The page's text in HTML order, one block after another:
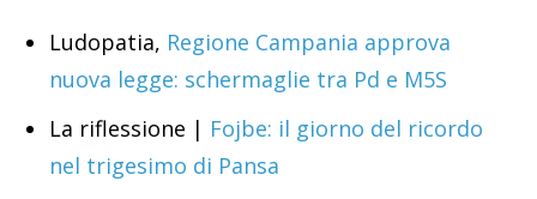
Ludopatia, Regione Campania approva
nuova legge: schermaglie tra Pd e M5S
La riflessione | Fojbe: il giorno del ricordo
nel trigesimo di Pansa